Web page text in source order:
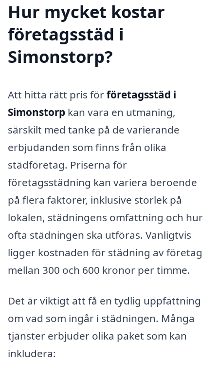
Hur mycket kostar
företagsstäd i
Simonstorp?
Att hitta rätt pris förföretagsstäd i
Simonstorp kan vara en utmaning,
särskilt med tanke på de varierande
erbjudanden som finns från olika
städföretag. Priserna för
företagsstädning kan variera beroende
på flera faktorer, inklusive storlek på
lokalen, städningens omfattning och hur
ofta städningen ska utföras. Vanligtvis
ligger kostnaden för städning av företag
mellan 300 och 600 kronor per timme.
Det är viktigt att få en tydlig uppfattning
om vad som ingår i städningen. Många
tjänster erbjuder olika paket som kan
inkludera: